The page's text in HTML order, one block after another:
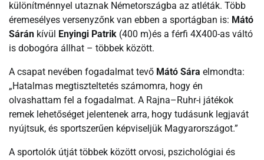
különítménnyel utaznak Németországba az atléták. Több
éremesélyes versenyzőnk van ebben a sportágban is: Mátó
Sárán kívül Enyingi Patrik (400 m)és a férfi 4X400-as váltó
is dobogóra állhat – többek között.
A csapat nevében fogadalmat tevő Mátó Sára elmondta:
„Hatalmas megtiszteltetés számomra, hogy én
olvashattam fel a fogadalmat. A Rajna–Ruhr-i játékok
remek lehetőséget jelentenek arra, hogy tudásunk legjavát
nyújtsuk, és sportszerűen képviseljük Magyarországot.”
A sportolók útját többek között orvosi, pszichológiai és